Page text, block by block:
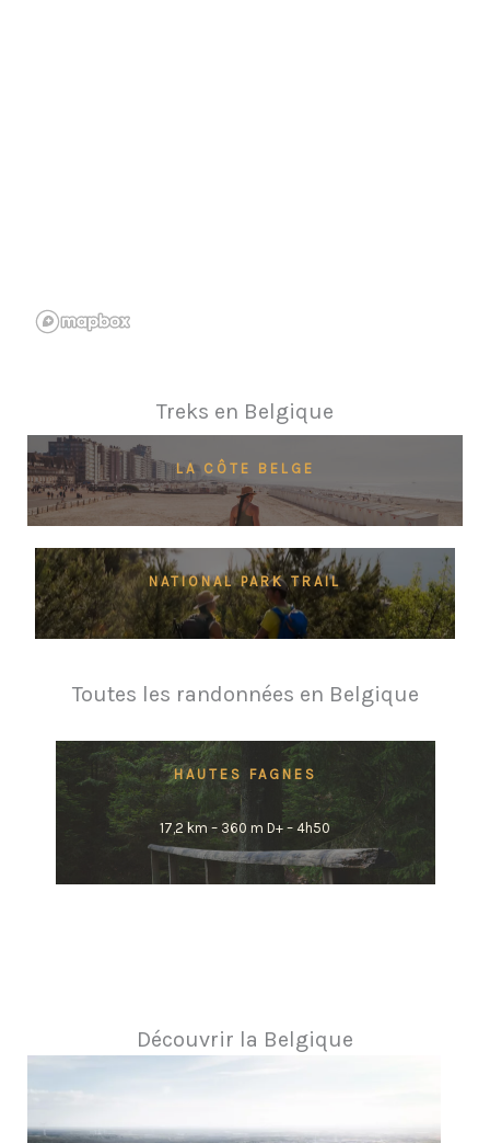
Treks en Belgique
LA CÔTE BELGE
NATIONAL PARK TRAIL
Toutes les randonnées en Belgique
HAUTES FAGNES
17,2 km – 360 m D+ – 4h50
Découvrir la Belgique